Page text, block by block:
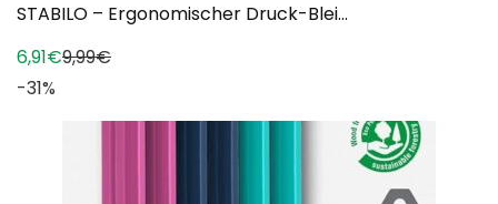
STABILO – Ergonomischer Druck-Blei...
6,91€9,99€
-31%